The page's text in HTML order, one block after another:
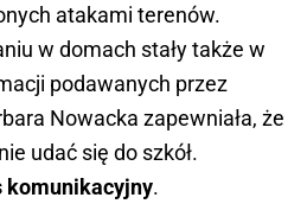
atakami terenów.
w domach stały także w
podawanych przez
Nowacka zapewniała, że
udać się do szkół.
komunikacyjny.